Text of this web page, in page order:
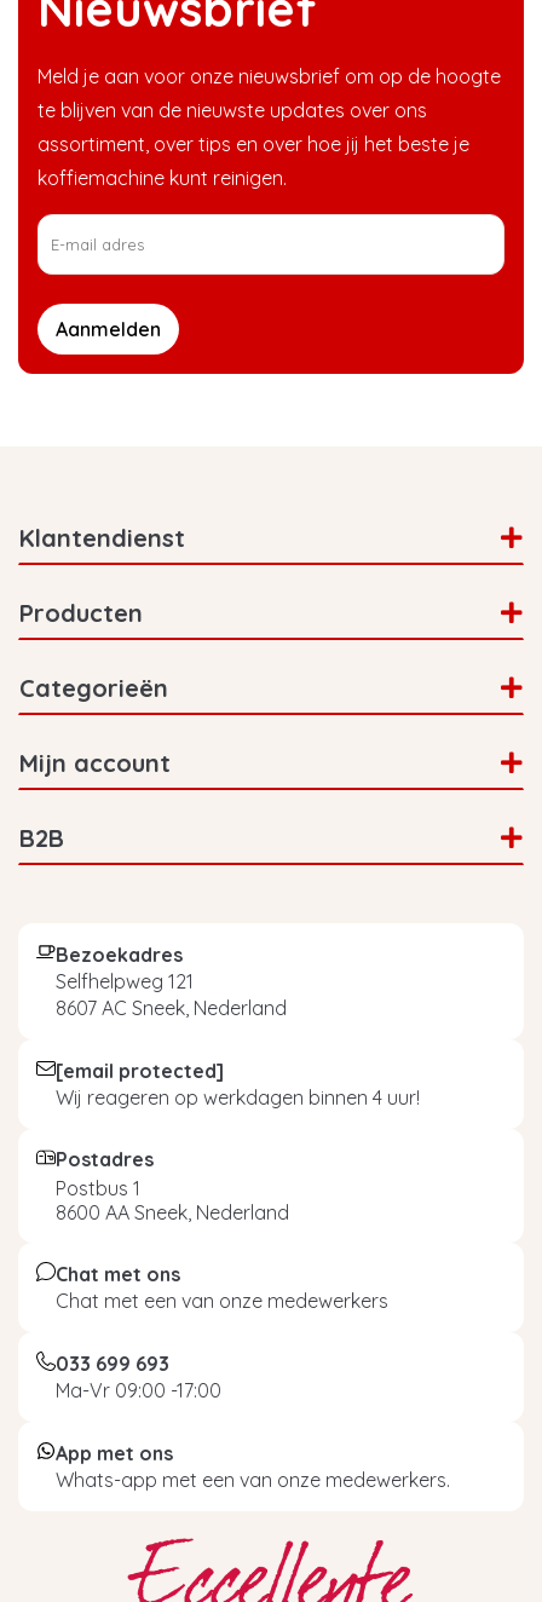
Meld je aan voor onze nieuwsbrief om op de hoogte
te blijven van de nieuwste updates over ons
assortiment, over tips en over hoe jij het beste je
koffiemachine kunt reinigen.
Aanmelden
Klantendienst
Producten
Categorieën
Mijn account
B2B
Bezoekadres
Selfhelpweg 121
8607 AC Sneek, Nederland
[email protected]
Wij reageren op werkdagen binnen 4 uur!
Postadres
Postbus 1
8600 AA Sneek, Nederland
Chat met ons
Chat met een van onze medewerkers
033 699 693
Ma-Vr 09:00 -17:00
App met ons
Whats-app met een van onze medewerkers.